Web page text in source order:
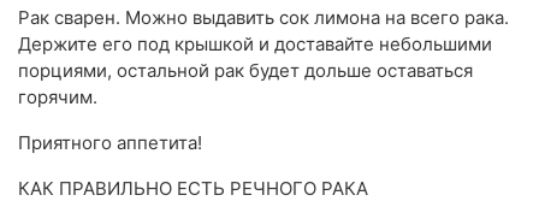
Рак сварен. Можно выдавить сок лимона на всего рака.
Держите его под крышкой и доставайте небольшими
порциями, остальной рак будет дольше оставаться
горячим.
Приятного аппетита!
КАК ПРАВИЛЬНО ЕСТЬ РЕЧНОГО РАКА